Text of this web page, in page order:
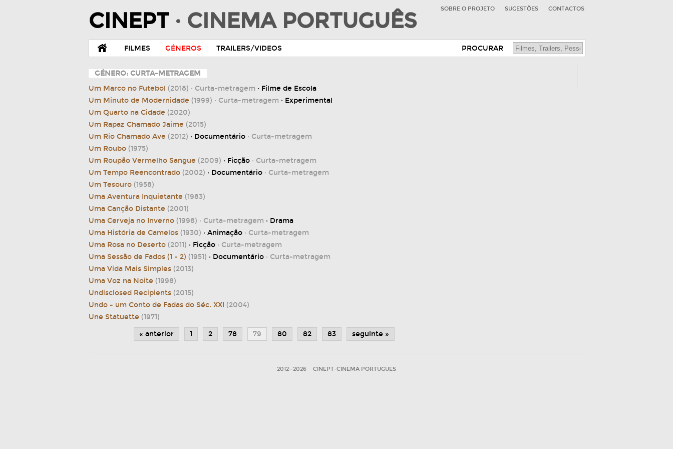
CINEPT · CINEMA PORTUGUÊS SOBRE O PROJETO SUGESTÕES CONTACTOS
FILMES GÉNEROS TRAILERS/VIDEOS PROCURAR
GÉNERO: CURTA-METRAGEM
Um Marco no Futebol (2018) · Curta-metragem · Filme de Escola
Um Minuto de Modernidade (1999) · Curta-metragem · Experimental
Um Quarto na Cidade (2020)
Um Rapaz Chamado Jaime (2015)
Um Rio Chamado Ave (2012) · Documentário · Curta-metragem
Um Roubo (1975)
Um Roupão Vermelho Sangue (2009) · Ficção · Curta-metragem
Um Tempo Reencontrado (2002) · Documentário · Curta-metragem
Um Tesouro (1958)
Uma Aventura Inquietante (1983)
Uma Canção Distante (2001)
Uma Cerveja no Inverno (1998) · Curta-metragem · Drama
Uma História de Camelos (1930) · Animação · Curta-metragem
Uma Rosa no Deserto (2011) · Ficção · Curta-metragem
Uma Sessão de Fados (1 - 2) (1951) · Documentário · Curta-metragem
Uma Vida Mais Simples (2013)
Uma Voz na Noite (1998)
Undisclosed Recipients (2015)
Undo - um Conto de Fadas do Séc. XXI (2004)
Une Statuette (1971)
« anterior
1 2 78 79 80 82 83 seguinte »
2012—2026 CINEPT-CINEMA PORTUGUES